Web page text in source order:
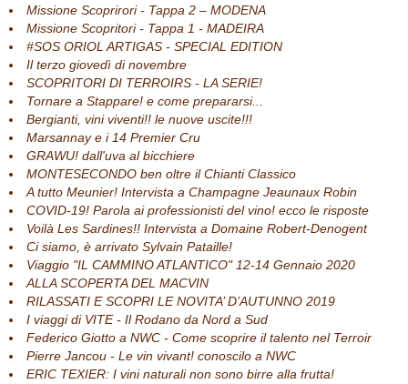
Missione Scoprirori - Tappa 2 – MODENA
Missione Scopritori - Tappa 1 - MADEIRA
#SOS ORIOL ARTIGAS - SPECIAL EDITION
Il terzo giovedì di novembre
SCOPRITORI DI TERROIRS - LA SERIE!
Tornare a Stappare! e come prepararsi...
Bergianti, vini viventi!! le nuove uscite!!!
Marsannay e i 14 Premier Cru
GRAWU! dall'uva al bicchiere
MONTESECONDO ben oltre il Chianti Classico
A tutto Meunier! Intervista a Champagne Jeaunaux Robin
COVID-19! Parola ai professionisti del vino! ecco le risposte
Voilà Les Sardines!! Intervista a Domaine Robert-Denogent
Ci siamo, è arrivato Sylvain Pataille!
Viaggio "IL CAMMINO ATLANTICO" 12-14 Gennaio 2020
ALLA SCOPERTA DEL MACVIN
RILASSATI E SCOPRI LE NOVITA’ D’AUTUNNO 2019
I viaggi di VITE - Il Rodano da Nord a Sud
Federico Giotto a NWC - Come scoprire il talento nel Terroir
Pierre Jancou - Le vin vivant! conoscilo a NWC
ERIC TEXIER: I vini naturali non sono birre alla frutta!